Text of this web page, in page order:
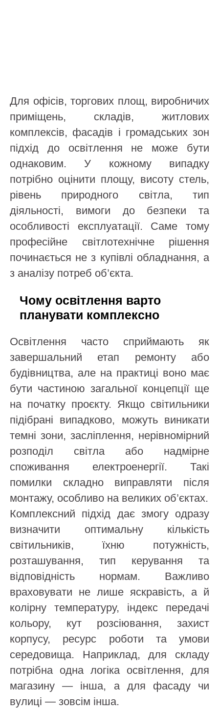
Для офісів, торгових площ, виробничих
приміщень, складів, житлових
комплексів, фасадів і громадських зон
підхід до освітлення не може бути
однаковим. У кожному випадку
потрібно оцінити площу, висоту стель,
рівень природного світла, тип
діяльності, вимоги до безпеки та
особливості експлуатації. Саме тому
професійне світлотехнічне рішення
починається не з купівлі обладнання, а
з аналізу потреб об’єкта.
Чому освітлення варто
планувати комплексно
Освітлення часто сприймають як
завершальний етап ремонту або
будівництва, але на практиці воно має
бути частиною загальної концепції ще
на початку проєкту. Якщо світильники
підібрані випадково, можуть виникати
темні зони, засліплення, нерівномірний
розподіл світла або надмірне
споживання електроенергії. Такі
помилки складно виправляти після
монтажу, особливо на великих об’єктах.
Комплексний підхід дає змогу одразу
визначити оптимальну кількість
світильників, їхню потужність,
розташування, тип керування та
відповідність нормам. Важливо
враховувати не лише яскравість, а й
колірну температуру, індекс передачі
кольору, кут розсіювання, захист
корпусу, ресурс роботи та умови
середовища. Наприклад, для складу
потрібна одна логіка освітлення, для
магазину — інша, а для фасаду чи
вулиці — зовсім інша.